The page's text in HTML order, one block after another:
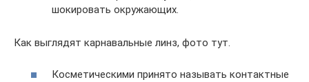
шокировать окружающих.
Как выглядят карнавальные линз, фото тут.
Косметическими принято называть контактные